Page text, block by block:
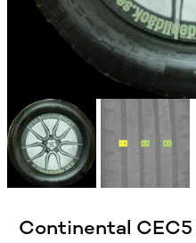
Continental